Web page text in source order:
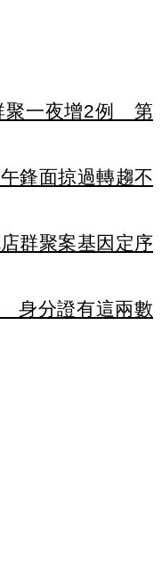
聚一夜增2例 第
鋒面掠過轉趨不
群聚案基因定序
身分證有這兩數